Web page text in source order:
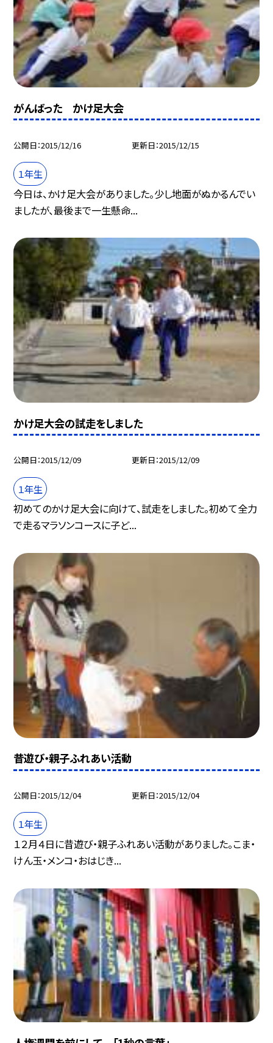
がんばった かけ足大会
公開日 2015/12/16 更新日 2015/12/15
１年生
今日は、かけ足大会がありました。少し地面がぬかるんでい
ましたが、最後まで一生懸命...
かけ足大会の試走をしました
公開日 2015/12/09 更新日 2015/12/09
１年生
初めてのかけ足大会に向けて、試走をしました。初めて全力
で走るマラソンコースに子ど...
昔遊び・親子ふれあい活動
公開日 2015/12/04 更新日 2015/12/04
１年生
１２月４日に昔遊び・親子ふれあい活動がありました。こま・
けん玉・メンコ・おはじき...